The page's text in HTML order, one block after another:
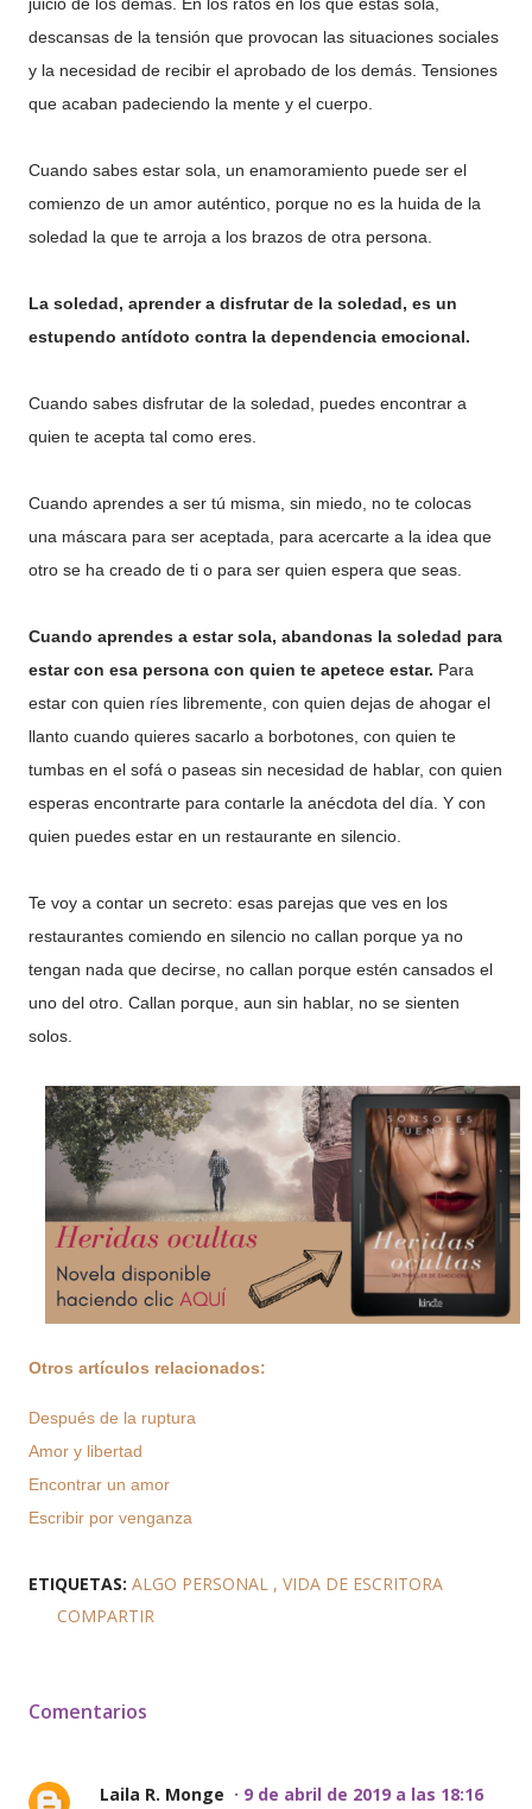
descansas de la tensión que provocan las situaciones sociales
y la necesidad de recibir el aprobado de los demás. Tensiones
que acaban padeciendo la mente y el cuerpo.
Cuando sabes estar sola, un enamoramiento puede ser el
comienzo de un amor auténtico, porque no es la huida de la
soledad la que te arroja a los brazos de otra persona.
La soledad, aprender a disfrutar de la soledad, es un
estupendo antídoto contra la dependencia emocional.
Cuando sabes disfrutar de la soledad, puedes encontrar a
quien te acepta tal como eres.
Cuando aprendes a ser tú misma, sin miedo, no te colocas
una máscara para ser aceptada, para acercarte a la idea que
otro se ha creado de ti o para ser quien espera que seas.
Cuando aprendes a estar sola, abandonas la soledad para
estar con esa persona con quien te apetece estar. Para
estar con quien ríes libremente, con quien dejas de ahogar el
llanto cuando quieres sacarlo a borbotones, con quien te
tumbas en el sofá o paseas sin necesidad de hablar, con quien
esperas encontrarte para contarle la anécdota del día. Y con
quien puedes estar en un restaurante en silencio.
Te voy a contar un secreto: esas parejas que ves en los
restaurantes comiendo en silencio no callan porque ya no
tengan nada que decirse, no callan porque estén cansados el
uno del otro. Callan porque, aun sin hablar, no se sienten
solos.
Otros artículos relacionados:
Después de la ruptura
Amor y libertad
Encontrar un amor
Escribir por venganza
ETIQUETAS: ALGO PERSONAL
VIDA DE ESCRITORA
COMPARTIR
Comentarios
Laila R. Monge 9 de abril de 2019 a las 18:16